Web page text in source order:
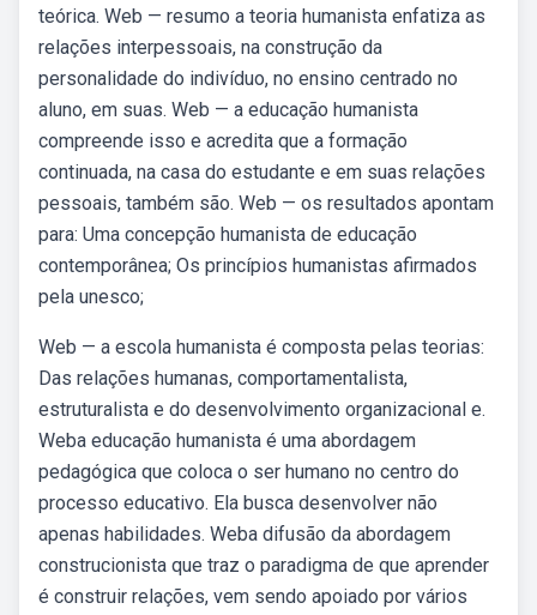
teórica. Web — resumo a teoria humanista enfatiza as
relações interpessoais, na construção da
personalidade do indivíduo, no ensino centrado no
aluno, em suas. Web — a educação humanista
compreende isso e acredita que a formação
continuada, na casa do estudante e em suas relações
pessoais, também são. Web — os resultados apontam
para: Uma concepção humanista de educação
contemporânea; Os princípios humanistas afirmados
pela unesco;
Web — a escola humanista é composta pelas teorias:
Das relações humanas, comportamentalista,
estruturalista e do desenvolvimento organizacional e.
Weba educação humanista é uma abordagem
pedagógica que coloca o ser humano no centro do
processo educativo. Ela busca desenvolver não
apenas habilidades. Weba difusão da abordagem
construcionista que traz o paradigma de que aprender
é construir relações, vem sendo apoiado por vários